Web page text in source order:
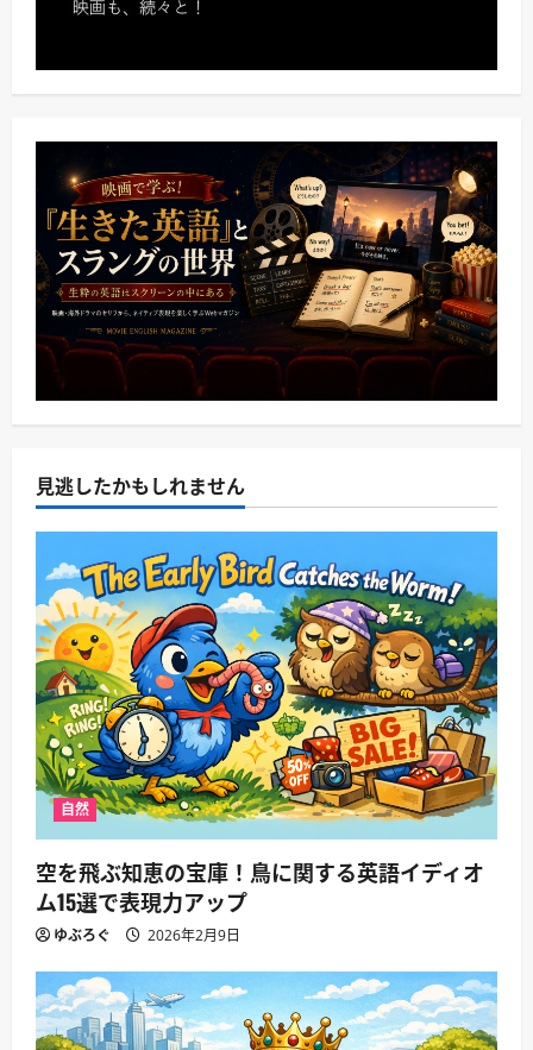
見逃したかもしれません
自然
空を飛ぶ知恵の宝庫！鳥に関する英語イディオ
ム15選で表現力アップ
ゆぶろぐ 2026年2月9日